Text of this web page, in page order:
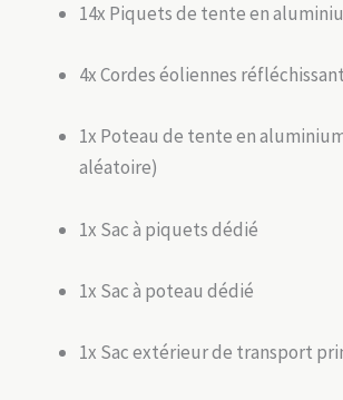
14x Piquets de tente en
4x Cordes éoliennes
1x Poteau de tente en
aléatoire)
1x Sac à piquets dédié
1x Sac à poteau dédié
1x Sac extérieur de transport